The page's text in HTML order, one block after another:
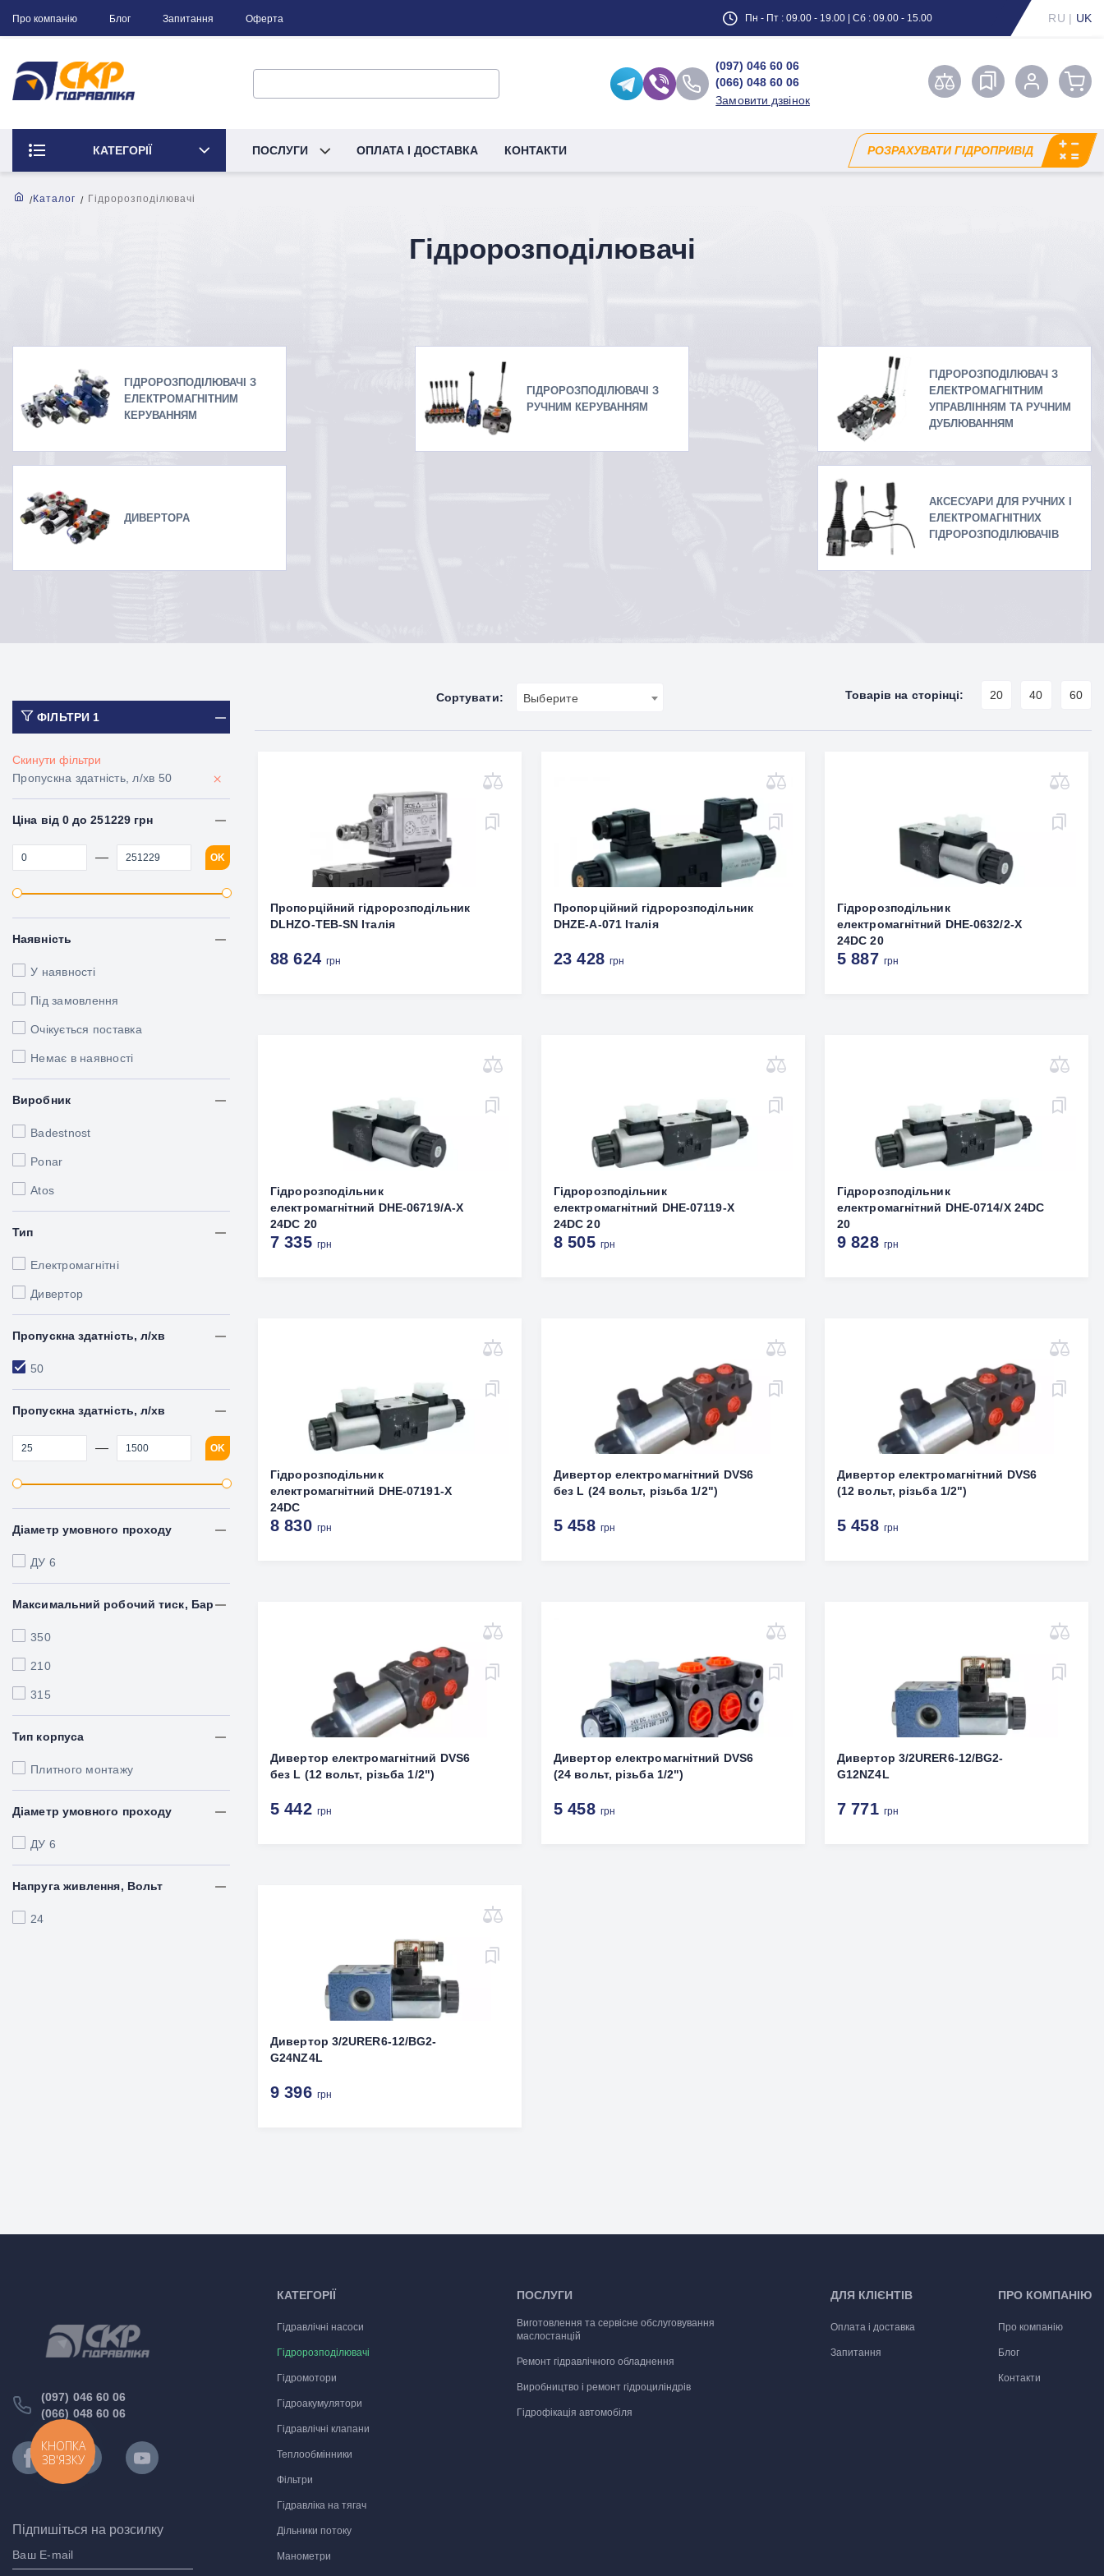
Про компанію Блог Запитання Оферта Пн - Пт : 09.00 - 19.00 | Сб : 09.00 - 15.00 RU | UK
(097) 046 60 06
(066) 048 60 06
Замовити дзвінок
КАТЕГОРІЇ ПОСЛУГИ ОПЛАТА І ДОСТАВКА КОНТАКТИ РОЗРАХУВАТИ ГІДРОПРИВІД
Каталог Гідророзподілювачі
Гідророзподілювачі
ГІДРОРОЗПОДІЛЮВАЧІ З
ЕЛЕКТРОМАГНІТНИМ
КЕРУВАННЯМ
ГІДРОРОЗПОДІЛЮВАЧІ З
РУЧНИМ КЕРУВАННЯМ
ГІДРОРОЗПОДІЛЮВАЧ З
ЕЛЕКТРОМАГНІТНИМ
УПРАВЛІННЯМ ТА РУЧНИМ
ДУБЛЮВАННЯМ
ДИВЕРТОРА
АКСЕСУАРИ ДЛЯ РУЧНИХ І
ЕЛЕКТРОМАГНІТНИХ
ГІДРОРОЗПОДІЛЮВАЧІВ
ФІЛЬТРИ1
Скинути фільтри
Пропускна здатність, л/хв 50
×
Ціна від 0 до 251229 грн
— OK
Наявність
У наявності
Під замовлення
Очікується поставка
Немає в наявності
Виробник
Badestnost
Ponar
Atos
Тип
Електромагнітні
Дивертор
Пропускна здатність, л/хв
50
Пропускна здатність, л/хв
— OK
Діаметр умовного проходу
ДУ 6
Максимальний робочий тиск, Бар
350
210
315
Тип корпуса
Плитного монтажу
Діаметр умовного проходу
ДУ 6
Напруга живлення, Вольт
24
Сортувати: Выберите Товарів на сторінці: 20 40 60
Пропорційний гідророзподільник
DLHZO-TEB-SN Італія
88 624грн
Пропорційний гідророзподільник
DHZE-A-071 Італія
23 428грн
Гідророзподільник
електромагнітний DHE-0632/2-X
24DC 20
5 887 грн
Гідророзподільник
електромагнітний DHE-06719/A-X
24DC 20
7 335 грн
Гідророзподільник
електромагнітний DHE-07119-X
24DC 20
8 505 грн
Гідророзподільник
електромагнітний DHE-0714/X 24DC
20
9 828 грн
Гідророзподільник
електромагнітний DHE-07191-X
24DC
8 830 грн
Дивертор електромагнітний DVS6
без L (24 вольт, різьба 1/2")
5 458 грн
Дивертор електромагнітний DVS6
(12 вольт, різьба 1/2")
5 458 грн
Дивертор електромагнітний DVS6
без L (12 вольт, різьба 1/2")
5 442 грн
Дивертор електромагнітний DVS6
(24 вольт, різьба 1/2")
5 458 грн
Дивертор 3/2URER6-12/BG2-
G12NZ4L
7 771 грн
Дивертор 3/2URER6-12/BG2-
G24NZ4L
9 396 грн
(097) 046 60 06
(066) 048 60 06
Підпишіться на розсилку
КАТЕГОРІЇ
Гідравлічні насоси
Гідророзподілювачі
Гідромотори
Гідроакумулятори
Гідравлічні клапани
Теплообмінники
Фільтри
Гідравліка на тягач
Дільники потоку
Манометри
ПОСЛУГИ
Виготовлення та сервісне обслуговування
маслостанцій
Ремонт гідравлічного обладнення
Виробництво і ремонт гідроциліндрів
Гідрофікація автомобіля
ДЛЯ КЛІЄНТІВ
Оплата і доставка
Запитання
ПРО КОМПАНІЮ
Про компанію
Блог
Контакти
КНОПКА
ЗВ'ЯЗКУ